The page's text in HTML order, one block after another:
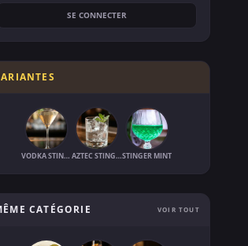
SE CONNECTER
VODKA STINGER AZTEC STINGERSTINGER MINT
CATÉGORIE VOIR TOUT